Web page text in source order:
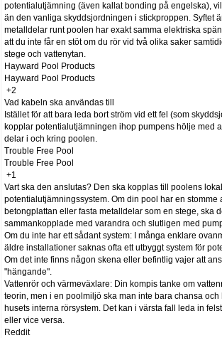
potentialutjämning (även kallat bonding på engelska),
än den vanliga skyddsjordningen i stickproppen. Syftet
metalldelar runt poolen har exakt samma elektriska
att du inte får en stöt om du rör vid två olika saker
stege och vattenytan.
Hayward Pool Products
Hayward Pool Products
+2
Vad kabeln ska användas till
Istället för att bara leda bort ström vid ett fel (som
kopplar potentialutjämningen ihop pumpens hölje med
delar i och kring poolen.
Trouble Free Pool
Trouble Free Pool
+1
Vart ska den anslutas? Den ska kopplas till poolens
potentialutjämningssystem. Om din pool har en stomme
betongplattan eller fasta metalldelar som en stege, ska
sammankopplade med varandra och slutligen med
Om du inte har ett sådant system: I många enklare
äldre installationer saknas ofta ett utbyggt system för
Om det inte finns någon skena eller befintlig vajer att
"hängande".
Vattenrör och värmeväxlare: Din kompis tanke om
teorin, men i en poolmiljö ska man inte bara chansa och
husets interna rörsystem. Det kan i värsta fall leda in
eller vice versa.
Reddit